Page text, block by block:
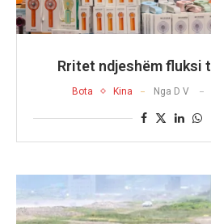
Rritet ndjeshëm fluksi
Bota Kina Nga D V